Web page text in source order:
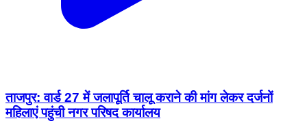
ताजपुर: वार्ड 27 में जलापूर्ति चालू कराने की मांग लेकर दर्जनों
महिलाएं पहुंची नगर परिषद कार्यालय